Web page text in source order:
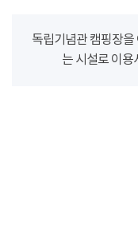
독립기념관 캠핑장
는 시설로 이용